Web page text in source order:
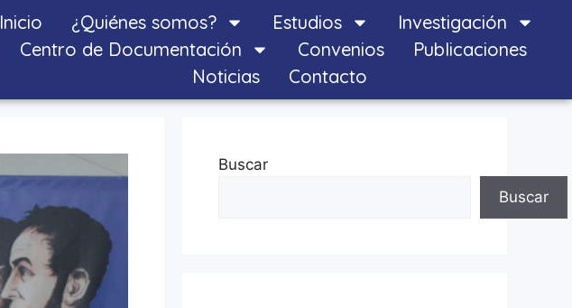
Inicio ¿Quiénes somos? Estudios
Investigación
Centro de Documentación
Convenios
Publicaciones
Noticias
Contacto
Buscar
Buscar